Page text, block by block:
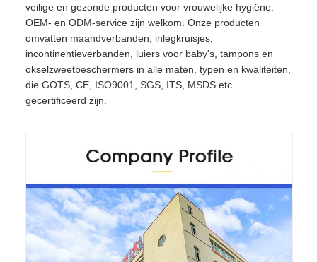
veilige en gezonde producten voor vrouwelijke hygiëne.
OEM- en ODM-service zijn welkom. Onze producten
omvatten maandverbanden, inlegkruisjes,
incontinentieverbanden, luiers voor baby's, tampons en
okselzweetbeschermers in alle maten, typen en kwaliteiten,
die GOTS, CE, ISO9001, SGS, ITS, MSDS etc.
gecertificeerd zijn.